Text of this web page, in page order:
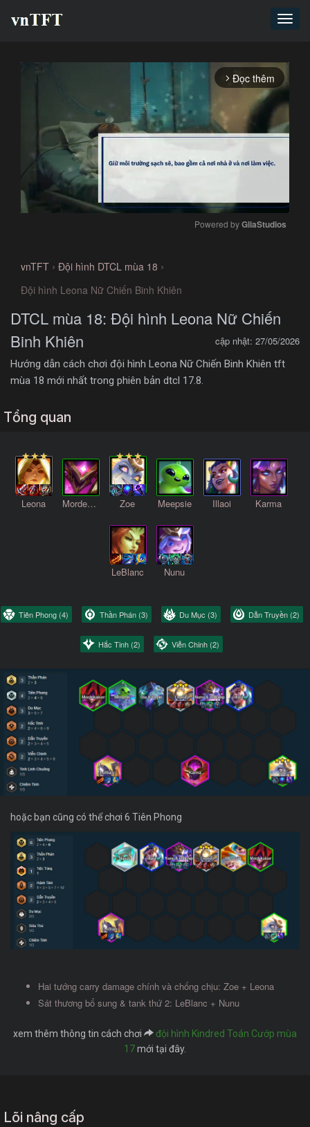
arrow_forward_ios Đọc thêm
Powered by GliaStudios
vnTFT › Đội hình DTCL mùa 18 ›
Đội hình Leona Nữ Chiến Binh Khiên
DTCL mùa 18: Đội hình Leona Nữ Chiến
Binh Khiên
cập nhật: 27/05/2026
Hướng dẫn cách chơi đội hình Leona Nữ Chiến Binh Khiên tft
mùa 18 mới nhất trong phiên bản dtcl 17.8.
Tổng quan
Leona Mordekaiser Zoe Meepsie Illaoi Karma
LeBlanc Nunu
Tiên Phong (4) Thần Phán (3) Du Mục (3) Dẫn Truyền (2)
Hắc Tinh (2) Viễn Chinh (2)
hoặc bạn cũng có thể chơi 6 Tiên Phong
Hai tướng carry damage chính và chống chịu: Zoe + Leona
Sát thương bổ sung & tank thứ 2: LeBlanc + Nunu
xem thêm thông tin cách chơi
đội hình Kindred Toán Cướp mùa
17mới tại đây.
Lõi nâng cấp